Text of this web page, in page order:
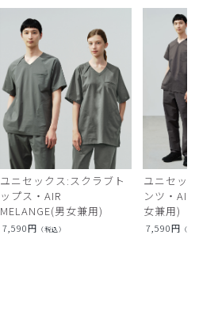
ユニセックス:スクラブト
ップス・AIR
MELANGE(男女兼用)
7,590円 （税込）
ユニセッ
ンツ・AIR
女兼用)
7,590円 （税